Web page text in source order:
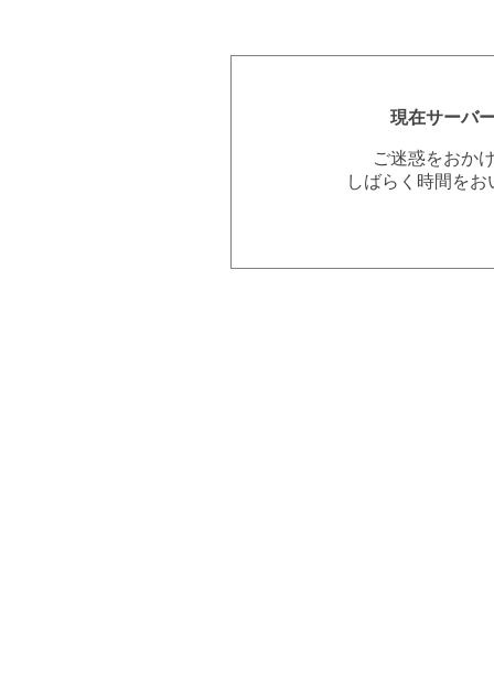
現在サーバ
ご迷惑をおか
しばらく時間を